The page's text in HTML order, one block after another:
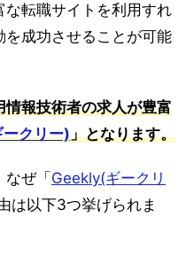
転職サイトを利用すれ
成功させることが可能
報技術者の求人が豊富
クリー)」となります。
ぜ「 Geekly(ギークリ
は以下3つ挙げられま